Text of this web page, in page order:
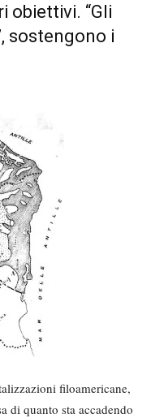
obiettivi. “Gli
sostengono i
filoamericane,
di quanto sta accadendo